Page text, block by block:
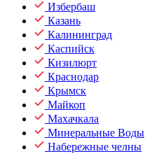
Избербаш
Казань
Калининград
Каспийск
Кизилюрт
Краснодар
Крымск
Майкоп
Махачкала
Минеральные Воды
Набережные челны